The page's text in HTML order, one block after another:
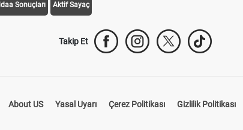
Sonuçları Aktif Sayaç
Takip Et
About US Yasal Uyarı Çerez Politikası Gizlilik Politikası